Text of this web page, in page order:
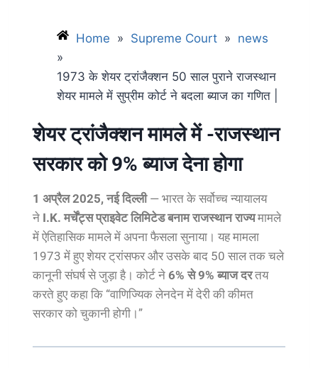
Home » Supreme Court » news
»
1973 के शेयर ट्रांजैक्शन 50 साल पुराने राजस्थान
शेयर मामले में सुप्रीम कोर्ट ने बदला ब्याज का गणित |
शेयर ट्रांजैक्शन मामले में -राजस्थान
सरकार को 9% ब्याज देना होगा
1 अप्रैल 2025, नई दिल्ली— भारत के सर्वोच्च न्यायालय
ने I.K. मर्चेंट्स प्राइवेट लिमिटेड बनाम राजस्थान राज्यमामले
में ऐतिहासिक मामले में अपना फैसला सुनाया। यह मामला
1973 में हुए शेयर ट्रांसफर और उसके बाद 50 साल तक चले
कानूनी संघर्ष से जुड़ा है। कोर्ट ने 6% से 9% ब्याज दरतय
करते हुए कहा कि “वाणिज्यिक लेनदेन में देरी की कीमत
सरकार को चुकानी होगी।”